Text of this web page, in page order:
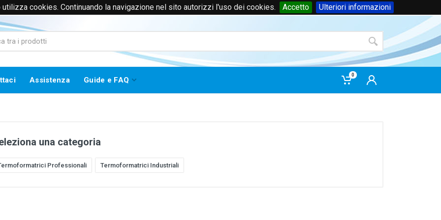
cookies. Continuando la navigazione nel sito autorizzi l'uso dei cookies. Accetto Ulteriori informazioni
(Solo Voce) info@worklinestore.com Accedi oregistrati
Assistenza Guide e FAQ
0
una categoria
Professionali Termoformatrici Industriali